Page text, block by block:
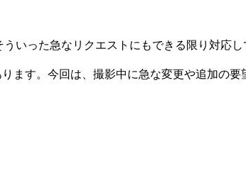
ういった急なリクエストにもできる限り対応
ます。今回は、撮影中に急な変更や追加の要